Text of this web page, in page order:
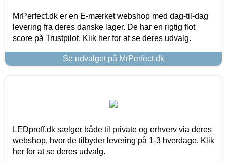
MrPerfect.dk er en E-mærket webshop med dag-til-dag
levering fra deres danske lager. De har en rigtig flot
score på Trustpilot. Klik her for at se deres udvalg.
Se udvalget på MrPerfect.dk
LEDproff.dk sælger både til private og erhverv via deres
webshop, hvor de tilbyder levering på 1-3 hverdage. Klik
her for at se deres udvalg.